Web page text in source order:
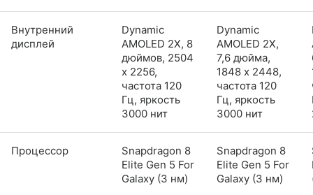
Внутренний
дисплей
Dynamic
AMOLED 2X, 8
дюймов, 2504
x 2256,
частота 120
Гц, яркость
3000 нит
Dynamic
AMOLED 2X,
7,6 дюйма,
1848 x 2448,
частота 120
Гц, яркость
3000 нит
Процессор
Snapdragon 8
Elite Gen 5 For
Galaxy (3 нм)
Snapdragon 8
Elite Gen 5 For
Galaxy (3 нм)